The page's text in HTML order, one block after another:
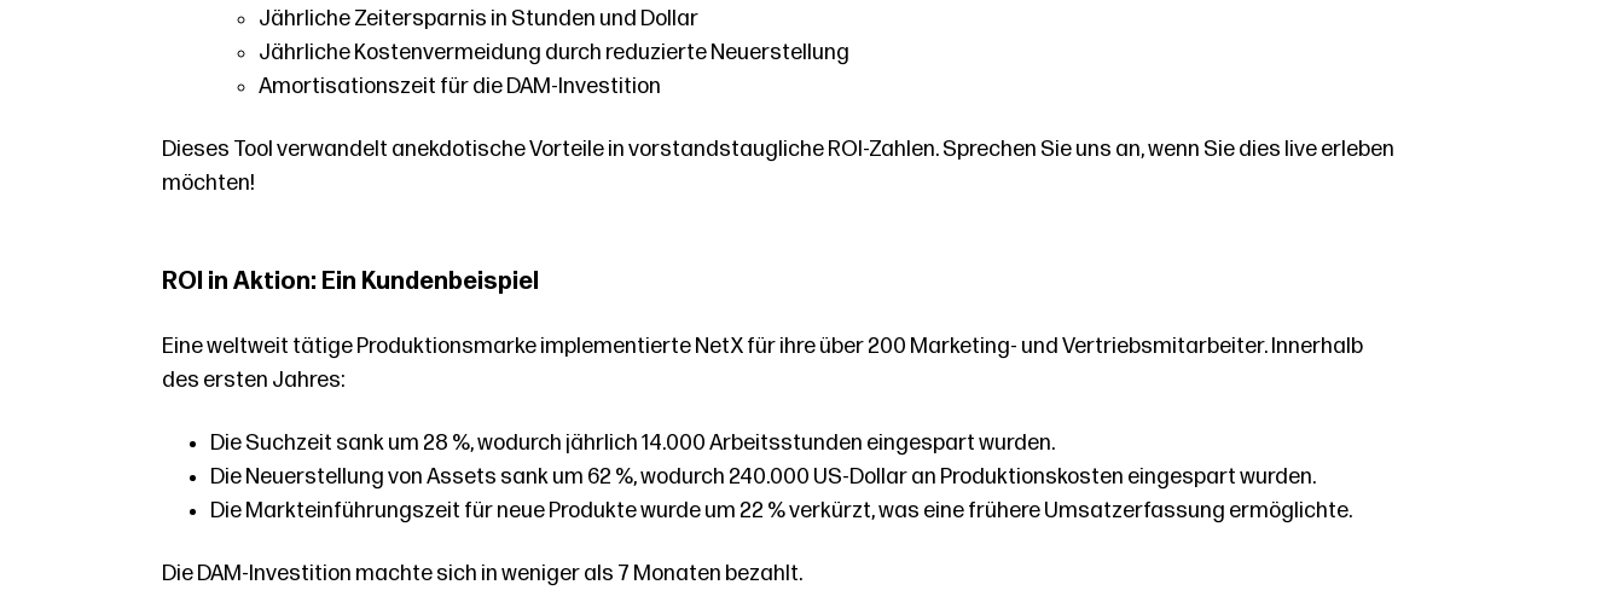
Jährliche Zeitersparnis in Stunden und Dollar
Jährliche Kostenvermeidung durch reduzierte Neuerstellung
Amortisationszeit für die DAM-Investition
Dieses Tool verwandelt anekdotische Vorteile in vorstandstaugliche ROI-Zahlen. Sprechen Sie uns an, wenn Sie dies live erleben
möchten!
ROI in Aktion: Ein Kundenbeispiel
Eine weltweit tätige Produktionsmarke implementierte NetX für ihre über 200 Marketing- und Vertriebsmitarbeiter. Innerhalb
des ersten Jahres:
Die Suchzeit sank um 28 %, wodurch jährlich 14.000 Arbeitsstunden eingespart wurden.
Die Neuerstellung von Assets sank um 62 %, wodurch 240.000 US-Dollar an Produktionskosten eingespart wurden.
Die Markteinführungszeit für neue Produkte wurde um 22 % verkürzt, was eine frühere Umsatzerfassung ermöglichte.
Die DAM-Investition machte sich in weniger als 7 Monaten bezahlt.